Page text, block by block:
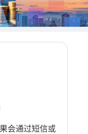
会通过短信或